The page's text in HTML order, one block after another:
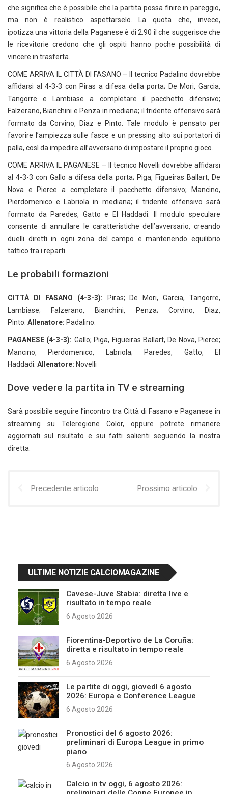
che significa che è possibile che la partita possa finire in pareggio,
ma non è realistico aspettarselo. La quota che, invece,
ipotizza una vittoria della Paganese è di 2.90 il che suggerisce che
le ricevitorie credono che gli ospiti hanno poche possibilità di
vincere in trasferta.
COME ARRIVA IL CITTÀ DI FASANO – Il tecnico Padalino dovrebbe
affidarsi al 4-3-3 con Piras a difesa della porta; De Mori, Garcia,
Tangorre e Lambiase a completare il pacchetto difensivo;
Falzerano, Bianchini e Penza in mediana; il tridente offensivo sarà
formato da Corvino, Diaz e Pinto. Tale modulo è pensato per
favorire l’ampiezza sulle fasce e un pressing alto sui portatori di
palla, così da impedire all’avversario di impostare il proprio gioco.
COME ARRIVA IL PAGANESE – Il tecnico Novelli dovrebbe affidarsi
al 4-3-3 con Gallo a difesa della porta; Piga, Figueiras Ballart, De
Nova e Pierce a completare il pacchetto difensivo; Mancino,
Pierdomenico e Labriola in mediana; il tridente offensivo sarà
formato da Paredes, Gatto e El Haddadi. Il modulo speculare
consente di annullare le caratteristiche dell’avversario, creando
duelli diretti in ogni zona del campo e mantenendo equilibrio
tattico tra i reparti.
Le probabili formazioni
CITTÀ DI FASANO (4-3-3): Piras; De Mori, Garcia, Tangorre,
Lambiase; Falzerano, Bianchini, Penza; Corvino, Diaz,
Pinto. Allenatore: Padalino.
PAGANESE (4-3-3): Gallo; Piga, Figueiras Ballart, De Nova, Pierce;
Mancino, Pierdomenico, Labriola; Paredes, Gatto, El
Haddadi. Allenatore: Novelli
Dove vedere la partita in TV e streaming
Sarà possibile seguire l’incontro tra Città di Fasano e Paganese in
streaming su Teleregione Color, oppure potrete rimanere
aggiornati sul risultato e sui fatti salienti seguendo la nostra
diretta.
Precedente articolo Prossimo articolo
ULTIME NOTIZIE CALCIOMAGAZINE
Cavese-Juve Stabia: diretta live e
risultato in tempo reale
6 Agosto 2026
Fiorentina-Deportivo de La Coruña:
diretta e risultato in tempo reale
6 Agosto 2026
Le partite di oggi, giovedì 6 agosto
2026: Europa e Conference League
6 Agosto 2026
Pronostici del 6 agosto 2026:
preliminari di Europa League in primo
piano
6 Agosto 2026
Calcio in tv oggi, 6 agosto 2026: